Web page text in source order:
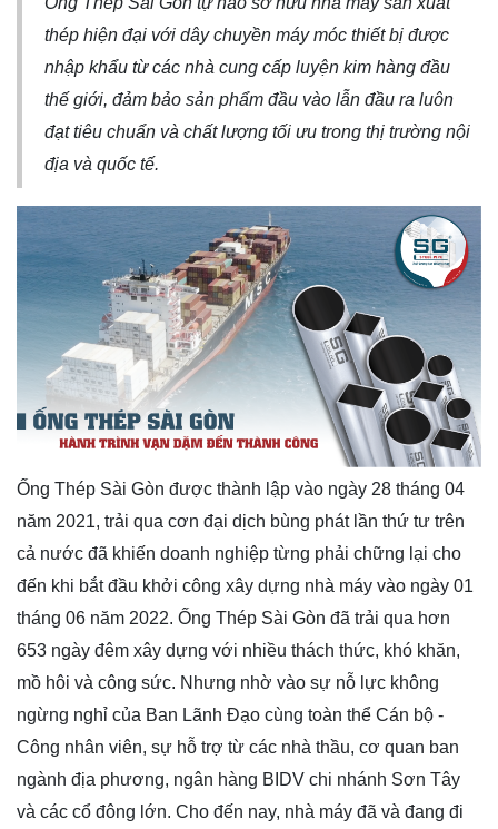
thép hiện đại với dây chuyền máy móc thiết bị được
nhập khẩu từ các nhà cung cấp luyện kim hàng đầu
thế giới, đảm bảo sản phẩm đầu vào lẫn đầu ra luôn
đạt tiêu chuẩn và chất lượng tối ưu trong thị trường nội
địa và quốc tế.
Ống Thép Sài Gòn được thành lập vào ngày 28 tháng 04
năm 2021, trải qua cơn đại dịch bùng phát lần thứ tư trên
cả nước đã khiến doanh nghiệp từng phải chững lại cho
đến khi bắt đầu khởi công xây dựng nhà máy vào ngày 01
tháng 06 năm 2022. Ống Thép Sài Gòn đã trải qua hơn
653 ngày đêm xây dựng với nhiều thách thức, khó khăn,
mồ hôi và công sức. Nhưng nhờ vào sự nỗ lực không
ngừng nghỉ của Ban Lãnh Đạo cùng toàn thể Cán bộ -
Công nhân viên, sự hỗ trợ từ các nhà thầu, cơ quan ban
ngành địa phương, ngân hàng BIDV chi nhánh Sơn Tây
và các cổ đông lớn. Cho đến nay, nhà máy đã và đang đi